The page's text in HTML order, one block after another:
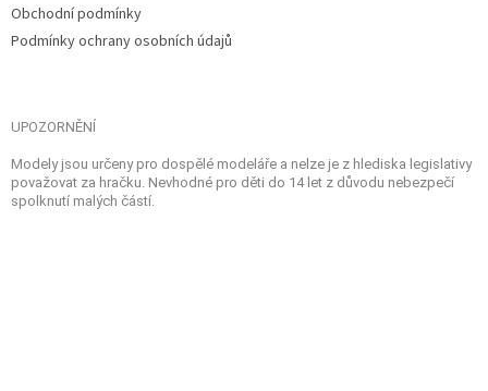
Obchodní podmínky
Podmínky ochrany osobních údajů
UPOZORNĚNÍ
Modely jsou určeny pro dospělé modeláře a nelze je z hlediska legislativy
považovat za hračku. Nevhodné pro děti do 14 let z důvodu nebezpečí
spolknutí malých částí.